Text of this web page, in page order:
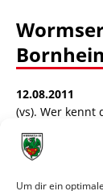
Um dir ein
12.08.2011
(vs). Wer kennt
Laut „Kicker“-
der letzten
Bernhard
Sommerpause